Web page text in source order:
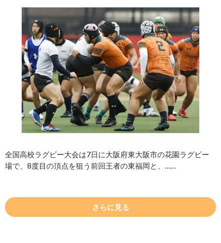
全国高校ラグビー大会は7日に大阪府東大阪市の花園ラグビー
場で、8度目の頂点を狙う前回王者の東福岡と、……
さらに見る